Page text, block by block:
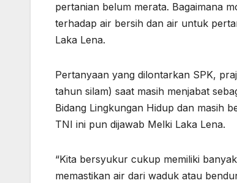
pertanian belum merata. Bagaimana
terhadap air bersih dan air untuk
Laka Lena.
Pertanyaan yang dilontarkan SPK,
tahun silam) saat masih menjabat
Bidang Lingkungan Hidup dan masih
TNI ini pun dijawab Melki Laka Lena.
“Kita bersyukur cukup memiliki
memastikan air dari waduk atau